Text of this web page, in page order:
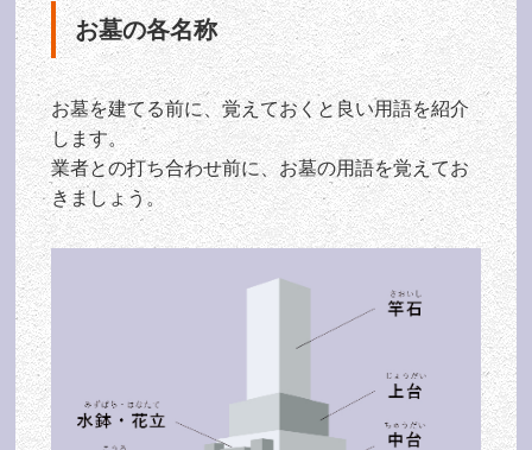
お墓の各名称
お墓を建てる前に、覚えておくと良い用語を紹介
します。
業者との打ち合わせ前に、お墓の用語を覚えてお
きましょう。